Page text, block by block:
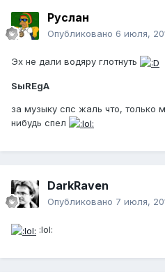
Руслан
Опубликовано 6 июля,
Эх не дали водяру глотнуть
SыREgA
за музыку спс жаль что, только
нибудь спел
DarkRaven
Опубликовано 7 июля,
:lol: